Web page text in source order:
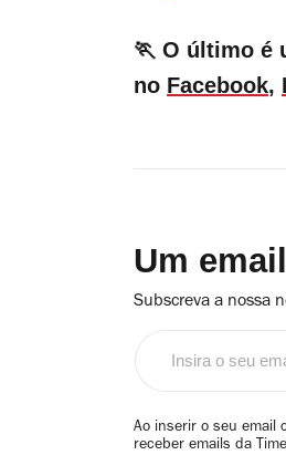
🏃 O último é
no Facebook,
Um
Subscreva a nossa
email
Ao inserir o seu email
receber emails da